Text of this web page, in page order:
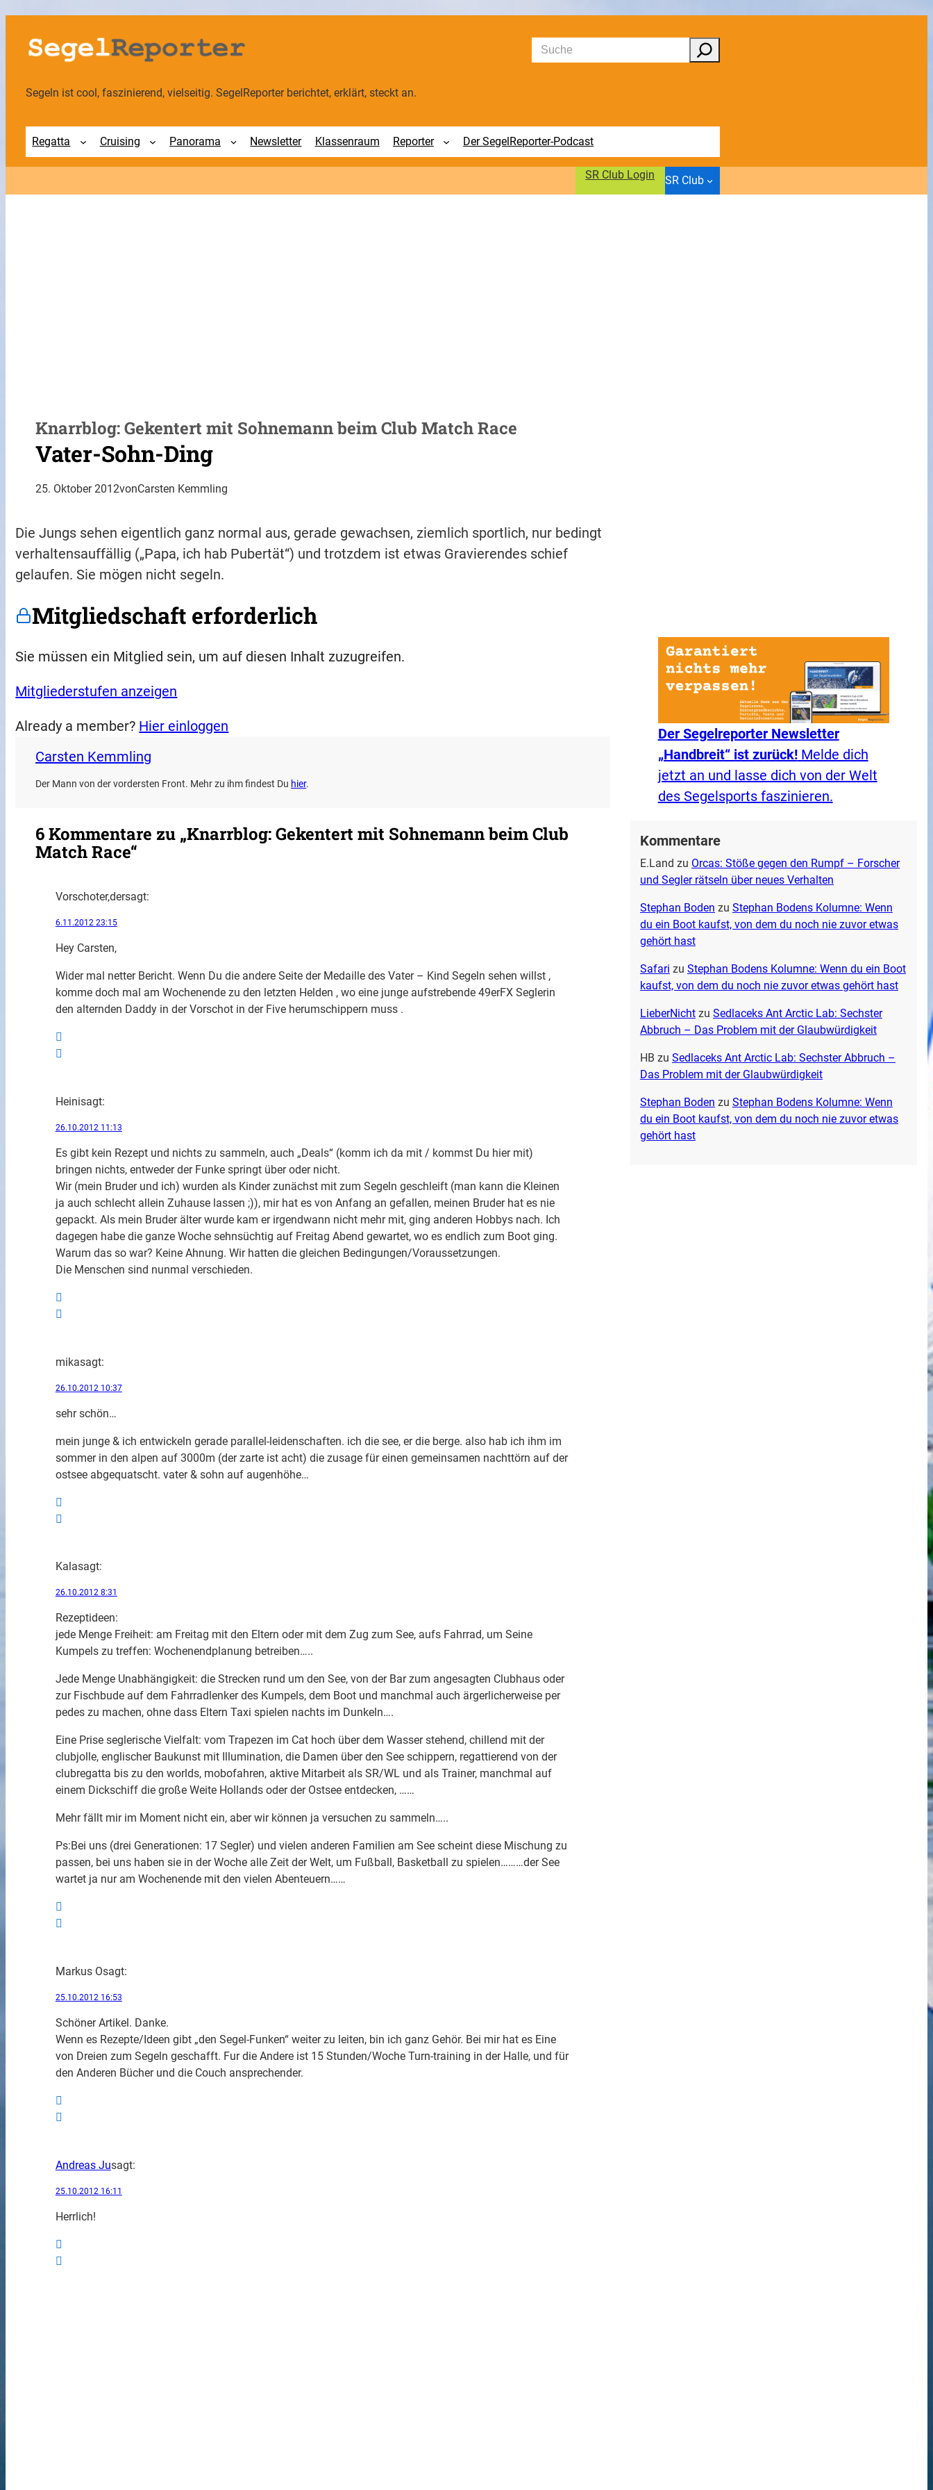
Zum
Inhalt
springen
Suchen
Segeln ist cool, faszinierend, vielseitig. SegelReporter berichtet, erklärt, steckt an.
Regatta Cruising Panorama Newsletter Klassenraum Reporter Der SegelReporter-Podcast
SR Club Login SR Club
Knarrblog: Gekentert mit Sohnemann beim Club Match Race
Vater-Sohn-Ding
25. Oktober 2012vonCarsten Kemmling
Die Jungs sehen eigentlich ganz normal aus, gerade gewachsen, ziemlich sportlich, nur bedingt
verhaltensauffällig („Papa, ich hab Pubertät“) und trotzdem ist etwas Gravierendes schief
gelaufen. Sie mögen nicht segeln.
Mitgliedschaft erforderlich
Sie müssen ein Mitglied sein, um auf diesen Inhalt zuzugreifen.
Mitgliederstufen anzeigen
Already a member? Hier einloggen
Carsten Kemmling
Der Mann von der vordersten Front. Mehr zu ihm findest Du hier.
6 Kommentare zu „Knarrblog: Gekentert mit Sohnemann beim Club
Match Race“
Vorschoter,dersagt:
6.11.2012 23:15
Hey Carsten,
Wider mal netter Bericht. Wenn Du die andere Seite der Medaille des Vater – Kind Segeln sehen willst ,
komme doch mal am Wochenende zu den letzten Helden , wo eine junge aufstrebende 49erFX Seglerin
den alternden Daddy in der Vorschot in der Five herumschippern muss .
Heinisagt:
26.10.2012 11:13
Es gibt kein Rezept und nichts zu sammeln, auch „Deals“ (komm ich da mit / kommst Du hier mit)
bringen nichts, entweder der Funke springt über oder nicht.
Wir (mein Bruder und ich) wurden als Kinder zunächst mit zum Segeln geschleift (man kann die Kleinen
ja auch schlecht allein Zuhause lassen ;)), mir hat es von Anfang an gefallen, meinen Bruder hat es nie
gepackt. Als mein Bruder älter wurde kam er irgendwann nicht mehr mit, ging anderen Hobbys nach. Ich
dagegen habe die ganze Woche sehnsüchtig auf Freitag Abend gewartet, wo es endlich zum Boot ging.
Warum das so war? Keine Ahnung. Wir hatten die gleichen Bedingungen/Voraussetzungen.
Die Menschen sind nunmal verschieden.
mikasagt:
26.10.2012 10:37
sehr schön…
mein junge & ich entwickeln gerade parallel-leidenschaften. ich die see, er die berge. also hab ich ihm im
sommer in den alpen auf 3000m (der zarte ist acht) die zusage für einen gemeinsamen nachttörn auf der
ostsee abgequatscht. vater & sohn auf augenhöhe…
Kalasagt:
26.10.2012 8:31
Rezeptideen:
jede Menge Freiheit: am Freitag mit den Eltern oder mit dem Zug zum See, aufs Fahrrad, um Seine
Kumpels zu treffen: Wochenendplanung betreiben…..
Jede Menge Unabhängigkeit: die Strecken rund um den See, von der Bar zum angesagten Clubhaus oder
zur Fischbude auf dem Fahrradlenker des Kumpels, dem Boot und manchmal auch ärgerlicherweise per
pedes zu machen, ohne dass Eltern Taxi spielen nachts im Dunkeln….
Eine Prise seglerische Vielfalt: vom Trapezen im Cat hoch über dem Wasser stehend, chillend mit der
clubjolle, englischer Baukunst mit Illumination, die Damen über den See schippern, regattierend von der
clubregatta bis zu den worlds, mobofahren, aktive Mitarbeit als SR/WL und als Trainer, manchmal auf
einem Dickschiff die große Weite Hollands oder der Ostsee entdecken, ……
Mehr fällt mir im Moment nicht ein, aber wir können ja versuchen zu sammeln…..
Ps:Bei uns (drei Generationen: 17 Segler) und vielen anderen Familien am See scheint diese Mischung zu
passen, bei uns haben sie in der Woche alle Zeit der Welt, um Fußball, Basketball zu spielen………der See
wartet ja nur am Wochenende mit den vielen Abenteuern……
Markus Osagt:
25.10.2012 16:53
Schöner Artikel. Danke.
Wenn es Rezepte/Ideen gibt „den Segel-Funken“ weiter zu leiten, bin ich ganz Gehör. Bei mir hat es Eine
von Dreien zum Segeln geschafft. Fur die Andere ist 15 Stunden/Woche Turn-training in der Halle, und für
den Anderen Bücher und die Couch ansprechender.
Andreas Jusagt:
25.10.2012 16:11
Herrlich!
Der Segelreporter Newsletter
„Handbreit“ ist zurück!Melde dich
jetzt an und lasse dich von der Welt
des Segelsports faszinieren.
Kommentare
E.Land zu Orcas: Stöße gegen den Rumpf – Forscher
und Segler rätseln über neues Verhalten
Stephan Boden zu Stephan Bodens Kolumne: Wenn
du ein Boot kaufst, von dem du noch nie zuvor etwas
gehört hast
Safari zu Stephan Bodens Kolumne: Wenn du ein Boot
kaufst, von dem du noch nie zuvor etwas gehört hast
LieberNichtzu Sedlaceks Ant Arctic Lab: Sechster
Abbruch – Das Problem mit der Glaubwürdigkeit
HB zu Sedlaceks Ant Arctic Lab: Sechster Abbruch –
Das Problem mit der Glaubwürdigkeit
Stephan Boden zu Stephan Bodens Kolumne: Wenn
du ein Boot kaufst, von dem du noch nie zuvor etwas
gehört hast